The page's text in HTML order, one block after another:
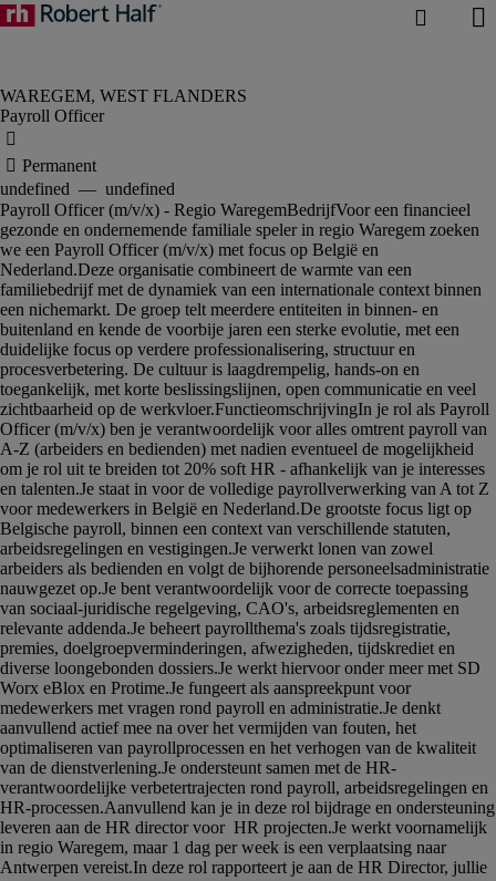
Payroll Officer